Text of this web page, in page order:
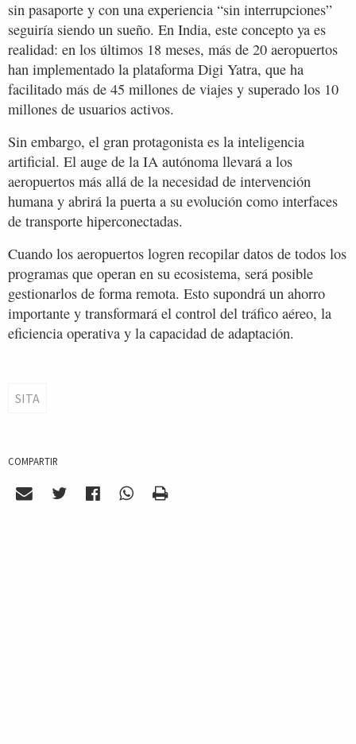
sin pasaporte y con una experiencia “sin interrupciones”
seguiría siendo un sueño. En India, este concepto ya es
realidad: en los últimos 18 meses, más de 20 aeropuertos
han implementado la plataforma Digi Yatra, que ha
facilitado más de 45 millones de viajes y superado los 10
millones de usuarios activos.
Sin embargo, el gran protagonista es la inteligencia
artificial. El auge de la IA autónoma llevará a los
aeropuertos más allá de la necesidad de intervención
humana y abrirá la puerta a su evolución como interfaces
de transporte hiperconectadas.
Cuando los aeropuertos logren recopilar datos de todos los
programas que operan en su ecosistema, será posible
gestionarlos de forma remota. Esto supondrá un ahorro
importante y transformará el control del tráfico aéreo, la
eficiencia operativa y la capacidad de adaptación.
SITA
COMPARTIR